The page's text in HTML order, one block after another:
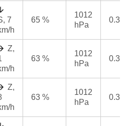
7
h
65 %
1012
hPa
0.3
Z,
h
63 %
1012
hPa
0.3
Z,
h
63 %
1012
hPa
0.3